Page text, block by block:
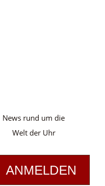
News rund um die
Welt der Uhr
ANMELDEN